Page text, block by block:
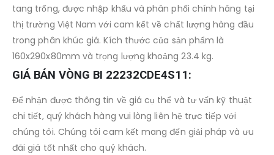
tang trống, được nhập khẩu và phân phối chính hãng tại
thị trường Việt Nam với cam kết về chất lượng hàng đầu
trong phân khúc giá. Kích thước của sản phẩm là
160x290x80mm và trọng lượng khoảng 23.4 kg.
GIÁ BÁN VÒNG BI 22232CDE4S11:
Để nhận được thông tin về giá cụ thể và tư vấn kỹ thuật
chi tiết, quý khách hàng vui lòng liên hệ trực tiếp với
chúng tôi. Chúng tôi cam kết mang đến giải pháp và ưu
đãi giá tốt nhất cho quý khách.